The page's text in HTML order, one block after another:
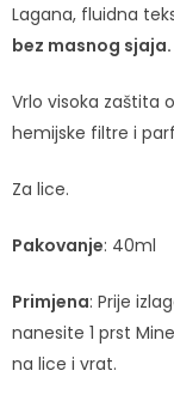
Lagana, fluidna
bez masnog sjaja.
Vrlo visoka zaštita
hemijske filtre i
Za lice.
Pakovanje: 40ml
Primjena: Prije
nanesite 1 prst
na lice i vrat.